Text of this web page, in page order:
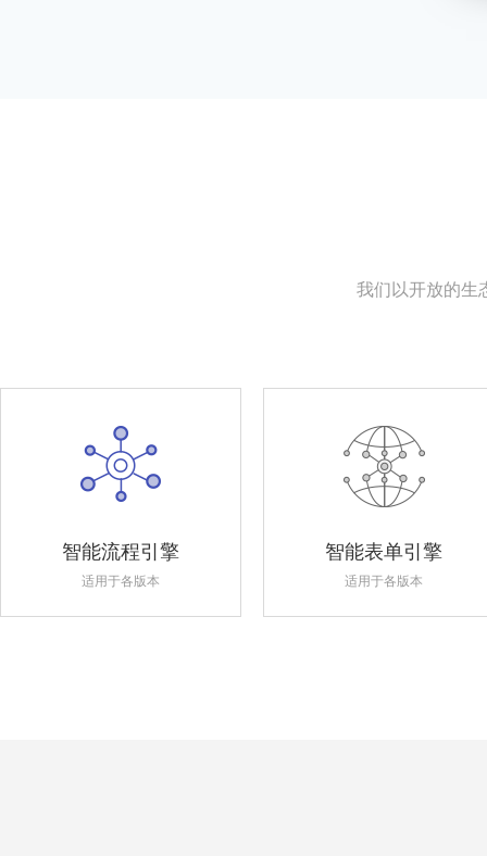
我们以开放的生
智能流程引擎
适用于各版本
智能表单引擎
适用于各版本